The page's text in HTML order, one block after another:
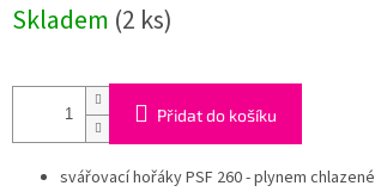
cena:
Skladem (2 ks)
Přidat do košíku
svářovací hořáky PSF 260 - plynem chlazené